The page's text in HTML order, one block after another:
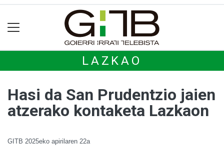
LAZKAO
Hasi da San Prudentzio jaien
atzerako kontaketa Lazkaon
GITB 2025eko apirilaren 22a